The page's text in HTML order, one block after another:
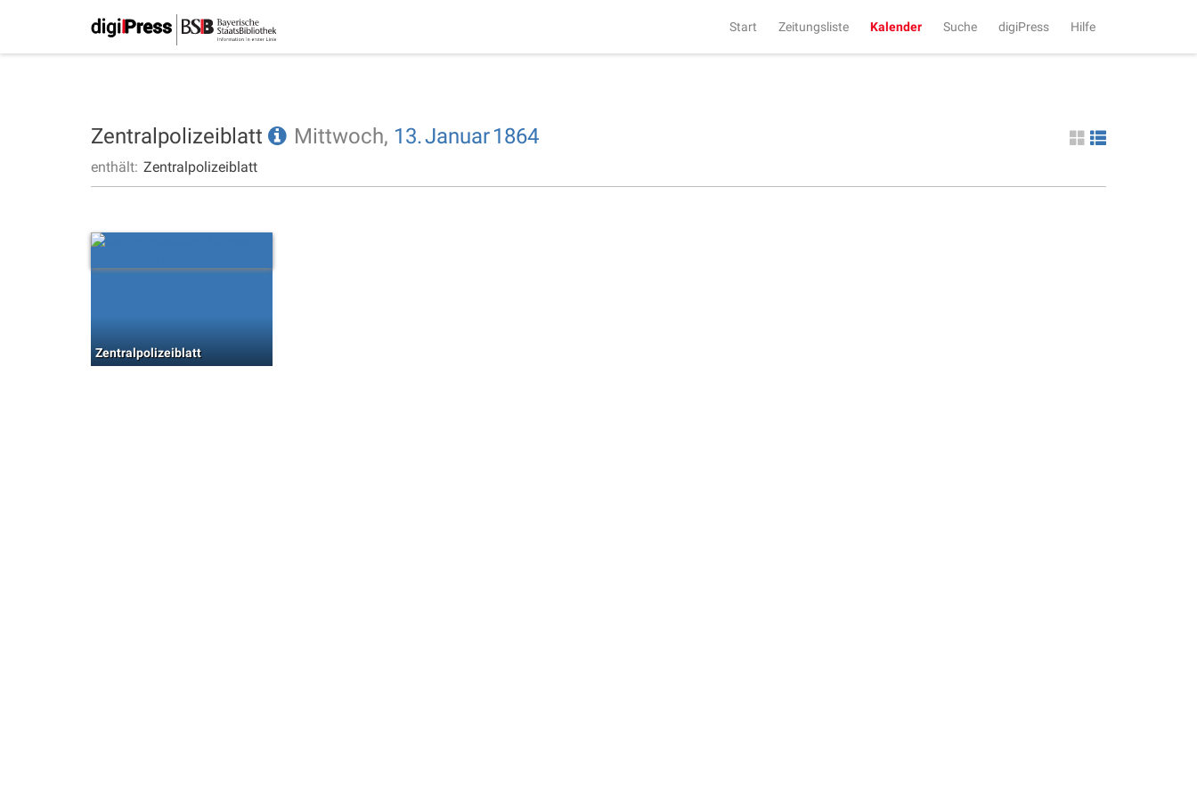
Start Zeitungsliste Kalender Suche digiPress Hilfe
Zentralpolizeiblatt Mittwoch, 13.Januar1864
enthält: Zentralpolizeiblatt
Zentralpolizeiblatt